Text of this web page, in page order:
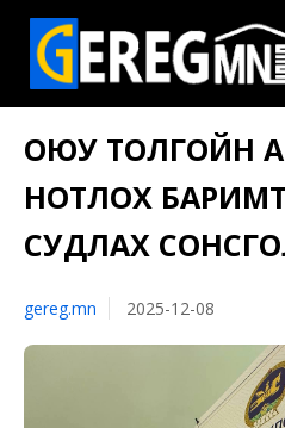
ОЮУ ТОЛГОЙН
НОТЛОХ
СУДЛАХ
gereg.mn 2025-12-08